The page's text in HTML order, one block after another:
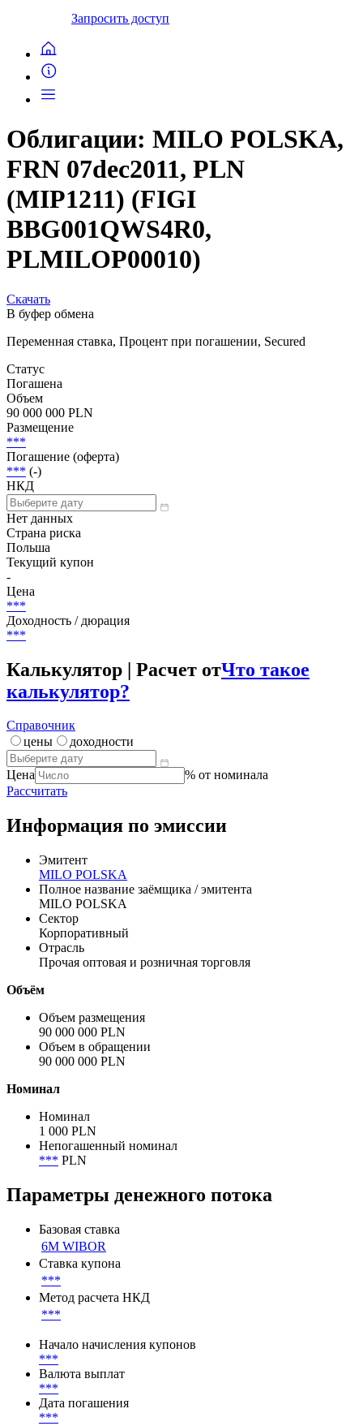
Запросить доступ
Облигации: MILO POLSKA,
FRN 07dec2011, PLN
(MIP1211) (FIGI
BBG001QWS4R0,
PLMILOP00010)
Скачать
В буфер обмена
Переменная ставка, Процент при погашении, Secured
Статус
Погашена
Объем
90 000 000 PLN
Размещение
***
Погашение (оферта)
*** (-)
НКД
Нет данных
Страна риска
Польша
Текущий купон
-
Цена
***
Доходность / дюрация
***
Калькулятор | Расчет отЧто такое
калькулятор?
Справочник
цены
доходности
Цена
% от номинала
Рассчитать
Информация по эмиссии
Эмитент
MILO POLSKA
Полное название заёмщика / эмитента
MILO POLSKA
Сектор
Корпоративный
Отрасль
Прочая оптовая и розничная торговля
Объём
Объем размещения
90 000 000 PLN
Объем в обращении
90 000 000 PLN
Номинал
Номинал
1 000 PLN
Непогашенный номинал
*** PLN
Параметры денежного потока
Базовая ставка
6M WIBOR
Ставка купона
***
Метод расчета НКД
***
Начало начисления купонов
***
Валюта выплат
***
Дата погашения
***